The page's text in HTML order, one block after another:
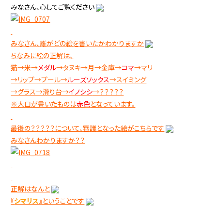
みなさん、心してご覧ください
みなさん、誰がどの絵を書いたかわかりますか
ちなみに絵の正解は、
猫→米→メダル→タヌキ→月→金庫→コマ→マリ
→リップ→プール→ルーズソックス→スイミング
→グラス→滑り台→イノシシ→？？？？？
※大口が書いたものは赤色となっています。
最後の？？？？？について、審議となった絵がこちらです
みなさんわかりますか？？
正解はなんと
『シマリス』ということです